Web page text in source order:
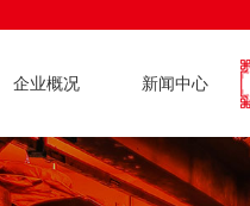
企业概况 新闻中心